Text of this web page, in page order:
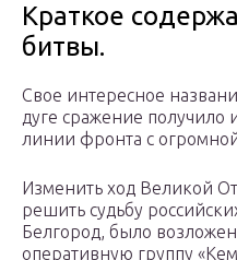
Краткое
битвы.
Свое интересное
дуге сражение получило
линии фронта с
Изменить ход Великой
решить судьбу
Белгород, было
оперативную группу